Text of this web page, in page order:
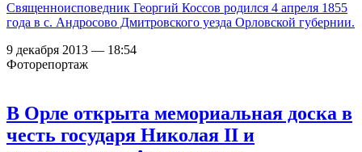
Священноисповедник Георгий Коссов родился 4 апреля 1855
года в с. Андросово Дмитровского уезда Орловской губернии.
9 декабря 2013 — 18:54
Фоторепортаж
В Орле открыта мемориальная доска в
честь государя Николая II и